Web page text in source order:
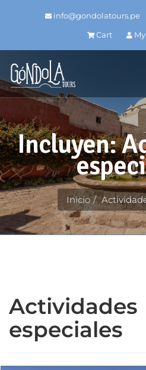
info@gondolatours.pe
Cart
My
Incluyen:
Inicio
Actividades
especiales